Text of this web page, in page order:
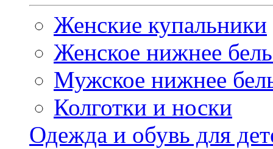
Женские купальники
Женское нижнее
Мужское нижнее
Колготки и носки
Одежда и обувь для